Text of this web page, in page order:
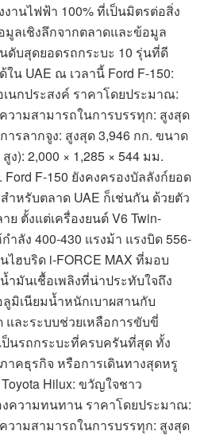
านไฟฟ้า 100% ที่เป็นมิตรต่อสิ่ง
มูลเชิงลึกจากตลาดและข้อมูล
ดับสุดยอดรถกระบะ 10 รุ่นที่ดี
UAE ณ เวลานี้ Ford F-150:
นกประสงค์ ราคาโดยประมาณ:
วามสามารถในการบรรทุก: สูงสุด
รลากจูง: สูงสุด 3,946 กก. ขนาด
ง): 2,000 × 1,285 × 544 มม.
F-150 ยังคงครองบัลลังก์ยอด
ำหรับตลาด UAE ก็เช่นกัน ด้วยตัว
ย ตั้งแต่เครื่องยนต์ V6 Twin-
ำลัง 400-430 แรงม้า แรงบิด 556-
ไฮบริด i-FORCE MAX ที่มอบ
มันเชื้อเพลิงที่น่าประทับใจถึง
มิเนียมน้ำหนักเบาผสานกับ
และระบบช่วยเหลือการขับขี่
ป็นรถกระบะที่ครบครันที่สุด ทั้ง
คธุรกิจ หรือการเดินทางสุดหรู
Hilux: ขวัญใจชาว
งความทนทาน ราคาโดยประมาณ:
วามสามารถในการบรรทุก: สูงสุด